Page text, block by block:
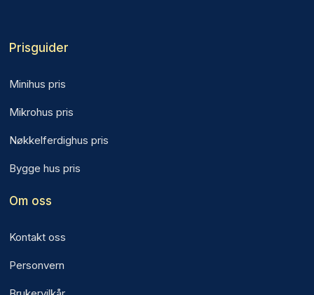
Prisguider
Minihus pris
Mikrohus pris
Nøkkelferdighus pris
Bygge hus pris
Om oss
Kontakt oss
Personvern